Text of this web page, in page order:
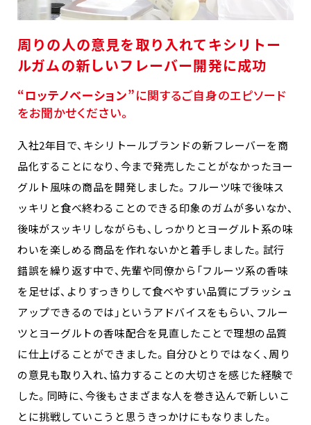
周りの人の意見を取り入れてキシリトー
ルガムの新しいフレーバー開発に成功
“ロッテノベーション”に関するご自身のエピソード
をお聞かせください。
入社2年目で、キシリトールブランドの新フレーバーを商
品化することになり、今まで発売したことがなかったヨー
グルト風味の商品を開発しました。フルーツ味で後味ス
ッキリと食べ終わることのできる印象のガムが多いなか、
後味がスッキリしながらも、しっかりとヨーグルト系の味
わいを楽しめる商品を作れないかと着手しました。試行
錯誤を繰り返す中で、先輩や同僚から「フルーツ系の香味
を足せば、よりすっきりして食べやすい品質にブラッシュ
アップできるのでは」というアドバイスをもらい、フルー
ツとヨーグルトの香味配合を見直したことで理想の品質
に仕上げることができました。自分ひとりではなく、周り
の意見も取り入れ、協力することの大切さを感じた経験で
した。同時に、今後もさまざまな人を巻き込んで新しいこ
とに挑戦していこうと思うきっかけにもなりました。